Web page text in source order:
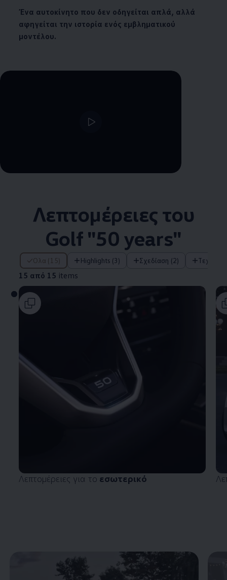
Ένα αυτοκίνητο που δεν οδηγείται απλά, αλλά
αφηγείται την ιστορία ενός εμβληματικού
μοντέλου.
Λεπτομέρειες του
Golf "50 years"
Όλα (15) Highlights (3) Σχεδίαση (2)
15 από 15 items
15 από 15 items
Λεπτομέρειες για το εσωτερικό
Enable fullscreen mode